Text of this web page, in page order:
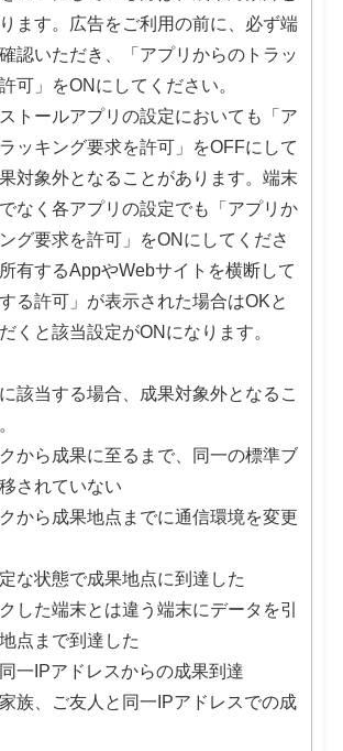
ます。広告をご利用の前に、必ず端
認いただき、「アプリからのトラッ
可」をONにしてください。
トールアプリの設定においても「ア
ッキング要求を許可」をOFFにして
対象外となることがあります。端末
なく各アプリの設定でも「アプリか
グ要求を許可」をONにしてくださ
有するAppやWebサイトを横断して
る許可」が表示された場合はOKと
くと該当設定がONになります。
該当する場合、成果対象外となるこ
から成果に至るまで、同一の標準ブ
されていない
から成果地点までに通信環境を変更
な状態で成果地点に到達した
した端末とは違う端末にデータを引
点まで到達した
一IPアドレスからの成果到達
族、ご友人と同一IPアドレスでの成